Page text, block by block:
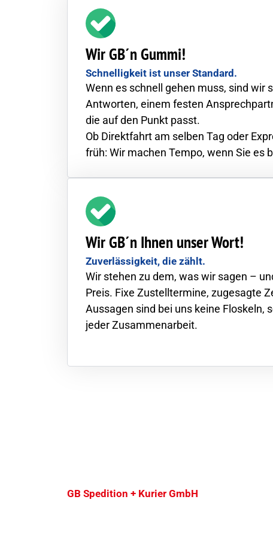
Wir GB´n Gummi!
Schnelligkeit ist unser Standard.
Wenn es schnell gehen muss, sind wir
Antworten, einem festen
die auf den Punkt passt.
Ob Direktfahrt am selben Tag oder
früh: Wir machen Tempo, wenn Sie es
Wir GB´n Ihnen unser Wort!
Zuverlässigkeit, die zählt.
Wir stehen zu dem, was wir sagen –
Preis. Fixe Zustelltermine, zugesagte
Aussagen sind bei uns keine Floskeln,
jeder Zusammenarbeit.
GB Spedition + Kurier GmbH